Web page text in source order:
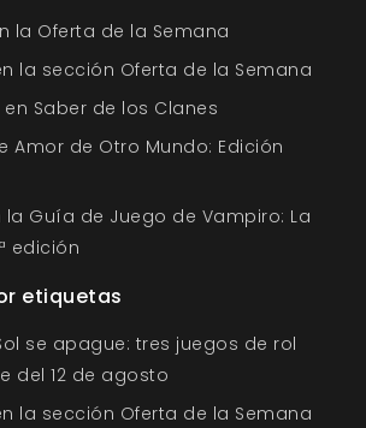
la Oferta de la Semana
la sección Oferta de la Semana
en Saber de los Clanes
Amor de Otro Mundo: Edición
la Guía de Juego de Vampiro: La
edición
etiquetas
se apague: tres juegos de rol
del 12 de agosto
la sección Oferta de la Semana